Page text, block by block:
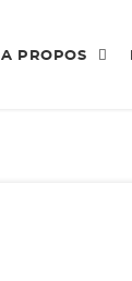
A PROPOS